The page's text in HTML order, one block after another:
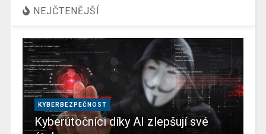
NEJČTENĚJŠÍ
KYBERBEZPEČNOST
Kyberútočníci díky AI zlepšují své